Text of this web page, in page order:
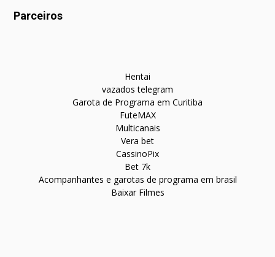
Parceiros
Hentai
vazados telegram
Garota de Programa em Curitiba
FuteMAX
Multicanais
Vera bet
CassinoPix
Bet 7k
Acompanhantes e garotas de programa em brasil
Baixar Filmes